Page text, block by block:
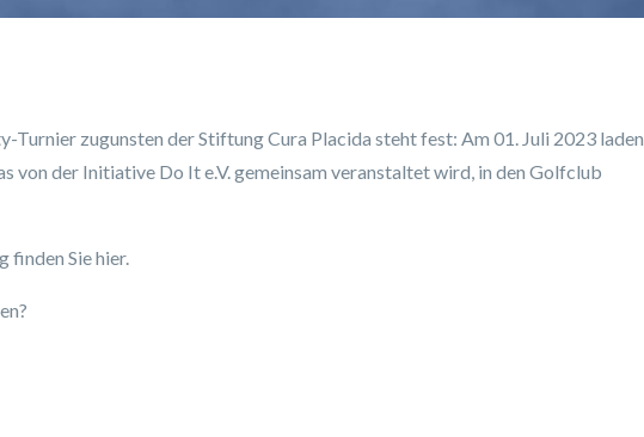
Turnier zugunsten der Stiftung Cura Placida steht fest: Am 01. Juli 2023 laden
von der Initiative Do It e.V. gemeinsam veranstaltet wird, in den Golfclub
finden Sie hier.